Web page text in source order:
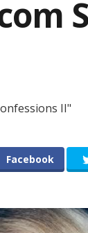
II"
Facebook